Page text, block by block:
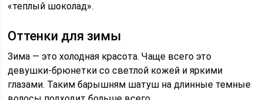
«теплый шоколад».
Оттенки для зимы
Зима — это холодная красота. Чаще всего это
девушки-брюнетки со светлой кожей и яркими
глазами. Таким барышням шатуш на длинные темные